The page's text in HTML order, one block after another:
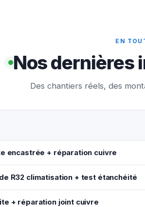
EN
Nos dernières
Des chantiers réels, des
encastrée + réparation cuivre
R32 climatisation + test étanchéité
+ réparation joint cuivre